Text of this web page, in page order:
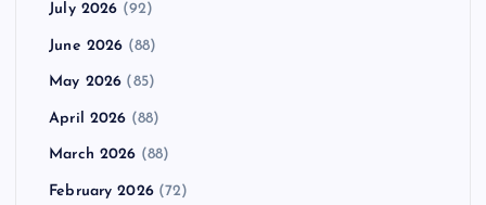
July 2026 (92)
June 2026 (88)
May 2026 (85)
April 2026 (88)
March 2026 (88)
February 2026(72)